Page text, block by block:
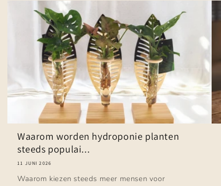
Waarom worden hydroponie planten
steeds populai...
11 JUNI 2026
Waarom kiezen steeds meer mensen voor